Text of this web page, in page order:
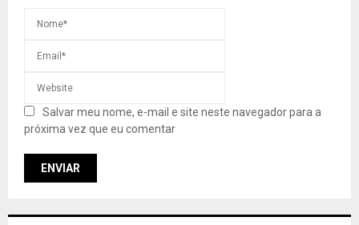
Salvar meu nome, e-mail e site neste navegador para a
próxima vez que eu comentar